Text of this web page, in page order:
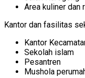
Area kuliner dan
Kantor dan fasilitas
Kantor
Sekolah islam
Pesantren
Mushola